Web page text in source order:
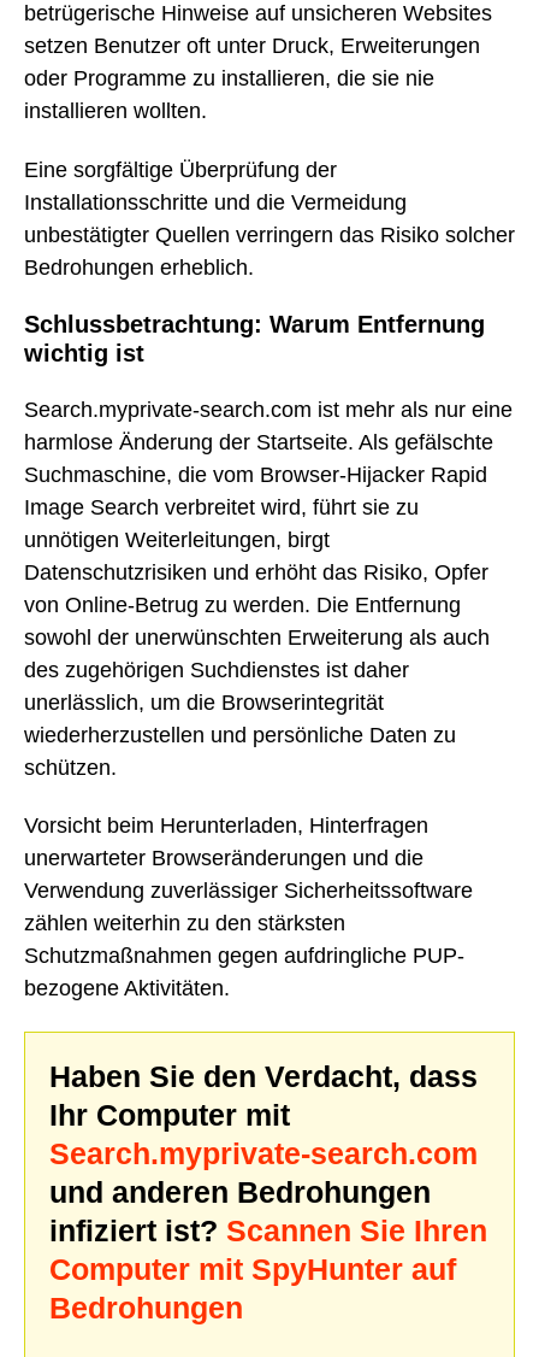
betrügerische Hinweise auf unsicheren Websites
setzen Benutzer oft unter Druck, Erweiterungen
oder Programme zu installieren, die sie nie
installieren wollten.
Eine sorgfältige Überprüfung der
Installationsschritte und die Vermeidung
unbestätigter Quellen verringern das Risiko solcher
Bedrohungen erheblich.
Schlussbetrachtung: Warum Entfernung
wichtig ist
Search.myprivate-search.com ist mehr als nur eine
harmlose Änderung der Startseite. Als gefälschte
Suchmaschine, die vom Browser-Hijacker Rapid
Image Search verbreitet wird, führt sie zu
unnötigen Weiterleitungen, birgt
Datenschutzrisiken und erhöht das Risiko, Opfer
von Online-Betrug zu werden. Die Entfernung
sowohl der unerwünschten Erweiterung als auch
des zugehörigen Suchdienstes ist daher
unerlässlich, um die Browserintegrität
wiederherzustellen und persönliche Daten zu
schützen.
Vorsicht beim Herunterladen, Hinterfragen
unerwarteter Browseränderungen und die
Verwendung zuverlässiger Sicherheitssoftware
zählen weiterhin zu den stärksten
Schutzmaßnahmen gegen aufdringliche PUP-
bezogene Aktivitäten.
Haben Sie den Verdacht, dass
Ihr Computer mit
Search.myprivate-search.com
und anderen Bedrohungen
infiziert ist? Scannen Sie Ihren
Computer mit SpyHunter auf
Bedrohungen